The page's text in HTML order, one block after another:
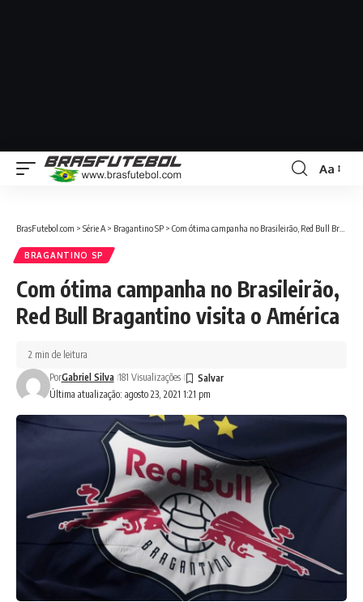
Aa
BrasFutebol.com > Série A > Bragantino SP > Com ótima campanha no Brasileirão, Red Bull Bragantino visita o América
BRAGANTINO SP
Com ótima campanha no Brasileirão,
Red Bull Bragantino visita o América
Última atualização: agosto 23, 2021 1:21 pm
PorGabriel Silva 181 Visualizações
2 min de leitura